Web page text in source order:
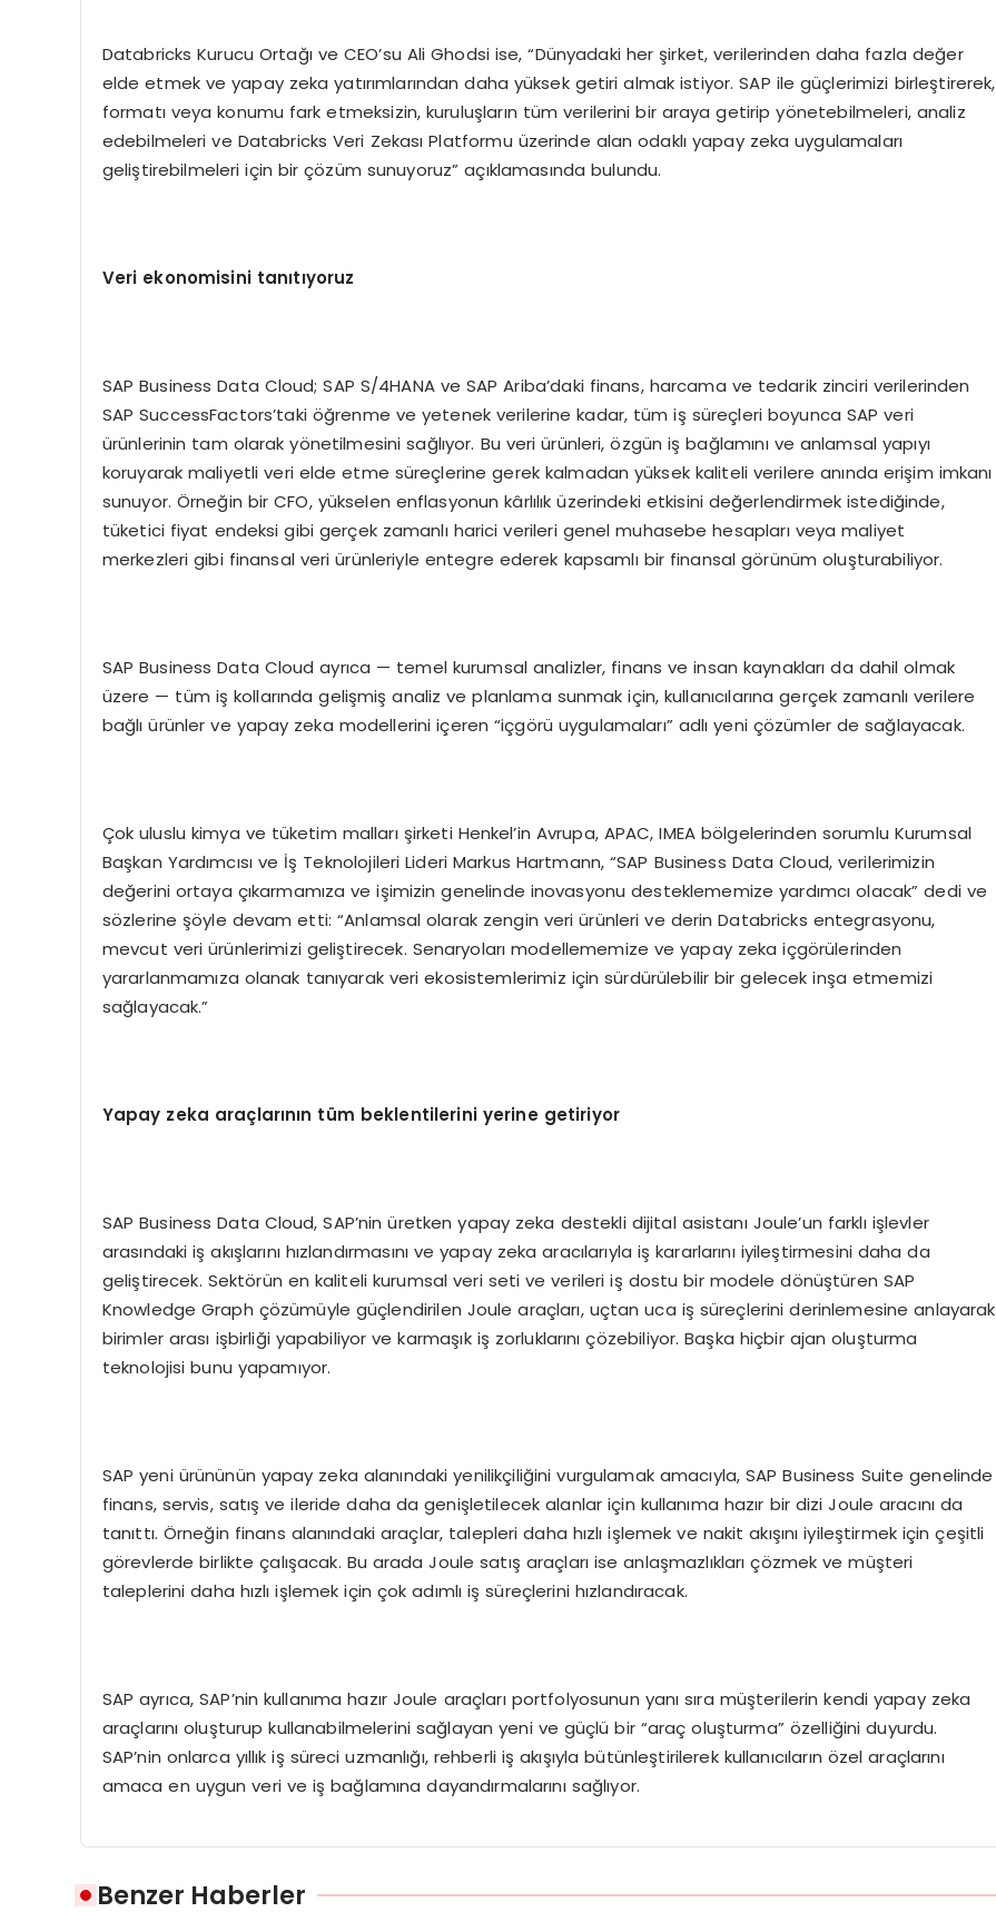
Databricks Kurucu Ortağı ve CEO’su Ali Ghodsi ise, “Dünyadaki her şirket, verilerinden daha fazla değer
elde etmek ve yapay zeka yatırımlarından daha yüksek getiri almak istiyor. SAP ile güçlerimizi birleştirerek,
formatı veya konumu fark etmeksizin, kuruluşların tüm verilerini bir araya getirip yönetebilmeleri, analiz
edebilmeleri ve Databricks Veri Zekası Platformu üzerinde alan odaklı yapay zeka uygulamaları
geliştirebilmeleri için bir çözüm sunuyoruz” açıklamasında bulundu.
Veri ekonomisini tanıtıyoruz
SAP Business Data Cloud; SAP S/4HANA ve SAP Ariba’daki finans, harcama ve tedarik zinciri verilerinden
SAP SuccessFactors’taki öğrenme ve yetenek verilerine kadar, tüm iş süreçleri boyunca SAP veri
ürünlerinin tam olarak yönetilmesini sağlıyor. Bu veri ürünleri, özgün iş bağlamını ve anlamsal yapıyı
koruyarak maliyetli veri elde etme süreçlerine gerek kalmadan yüksek kaliteli verilere anında erişim imkanı
sunuyor. Örneğin bir CFO, yükselen enflasyonun kârlılık üzerindeki etkisini değerlendirmek istediğinde,
tüketici fiyat endeksi gibi gerçek zamanlı harici verileri genel muhasebe hesapları veya maliyet
merkezleri gibi finansal veri ürünleriyle entegre ederek kapsamlı bir finansal görünüm oluşturabiliyor.
SAP Business Data Cloud ayrıca — temel kurumsal analizler, finans ve insan kaynakları da dahil olmak
üzere — tüm iş kollarında gelişmiş analiz ve planlama sunmak için, kullanıcılarına gerçek zamanlı verilere
bağlı ürünler ve yapay zeka modellerini içeren “içgörü uygulamaları” adlı yeni çözümler de sağlayacak.
Çok uluslu kimya ve tüketim malları şirketi Henkel’in Avrupa, APAC, IMEA bölgelerinden sorumlu Kurumsal
Başkan Yardımcısı ve İş Teknolojileri Lideri Markus Hartmann, “SAP Business Data Cloud, verilerimizin
değerini ortaya çıkarmamıza ve işimizin genelinde inovasyonu desteklememize yardımcı olacak” dedi ve
sözlerine şöyle devam etti: “Anlamsal olarak zengin veri ürünleri ve derin Databricks entegrasyonu,
mevcut veri ürünlerimizi geliştirecek. Senaryoları modellememize ve yapay zeka içgörülerinden
yararlanmamıza olanak tanıyarak veri ekosistemlerimiz için sürdürülebilir bir gelecek inşa etmemizi
sağlayacak.”
Yapay zeka araçlarının tüm beklentilerini yerine getiriyor
SAP Business Data Cloud, SAP’nin üretken yapay zeka destekli dijital asistanı Joule’un farklı işlevler
arasındaki iş akışlarını hızlandırmasını ve yapay zeka aracılarıyla iş kararlarını iyileştirmesini daha da
geliştirecek. Sektörün en kaliteli kurumsal veri seti ve verileri iş dostu bir modele dönüştüren SAP
Knowledge Graph çözümüyle güçlendirilen Joule araçları, uçtan uca iş süreçlerini derinlemesine anlayarak
birimler arası işbirliği yapabiliyor ve karmaşık iş zorluklarını çözebiliyor. Başka hiçbir ajan oluşturma
teknolojisi bunu yapamıyor.
SAP yeni ürününün yapay zeka alanındaki yenilikçiliğini vurgulamak amacıyla, SAP Business Suite genelinde
finans, servis, satış ve ileride daha da genişletilecek alanlar için kullanıma hazır bir dizi Joule aracını da
tanıttı. Örneğin finans alanındaki araçlar, talepleri daha hızlı işlemek ve nakit akışını iyileştirmek için çeşitli
görevlerde birlikte çalışacak. Bu arada Joule satış araçları ise anlaşmazlıkları çözmek ve müşteri
taleplerini daha hızlı işlemek için çok adımlı iş süreçlerini hızlandıracak.
SAP ayrıca, SAP’nin kullanıma hazır Joule araçları portfolyosunun yanı sıra müşterilerin kendi yapay zeka
araçlarını oluşturup kullanabilmelerini sağlayan yeni ve güçlü bir “araç oluşturma” özelliğini duyurdu.
SAP’nin onlarca yıllık iş süreci uzmanlığı, rehberli iş akışıyla bütünleştirilerek kullanıcıların özel araçlarını
amaca en uygun veri ve iş bağlamına dayandırmalarını sağlıyor.
Benzer Haberler